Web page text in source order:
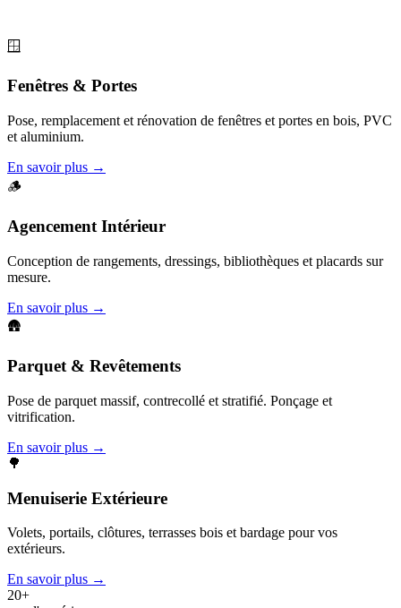
🪟
Fenêtres & Portes
Pose, remplacement et rénovation de fenêtres et portes en bois, PVC
et aluminium.
En savoir plus →
🪵
Agencement Intérieur
Conception de rangements, dressings, bibliothèques et placards sur
mesure.
En savoir plus →
🛖
Parquet & Revêtements
Pose de parquet massif, contrecollé et stratifié. Ponçage et
vitrification.
En savoir plus →
🌳
Menuiserie Extérieure
Volets, portails, clôtures, terrasses bois et bardage pour vos
extérieurs.
En savoir plus →
20+